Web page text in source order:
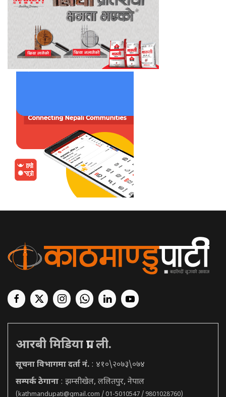
आरबी मिडिया प्रा. ली.
सूचना विभागमा दर्ता नं. : ४१०\२०७३\०७४
सम्पर्क ठेगाना : झम्सीखेल, ललितपुर, नेपाल
(kathmandupati@gmail.com / 01-5010547 / 9801028760)